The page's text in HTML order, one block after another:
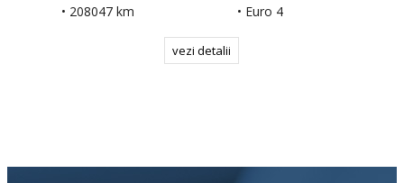
• 208047 km
• Euro 4
vezi detalii